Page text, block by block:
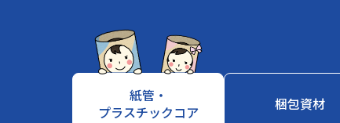
紙管・
プラスチックコア
梱包資材